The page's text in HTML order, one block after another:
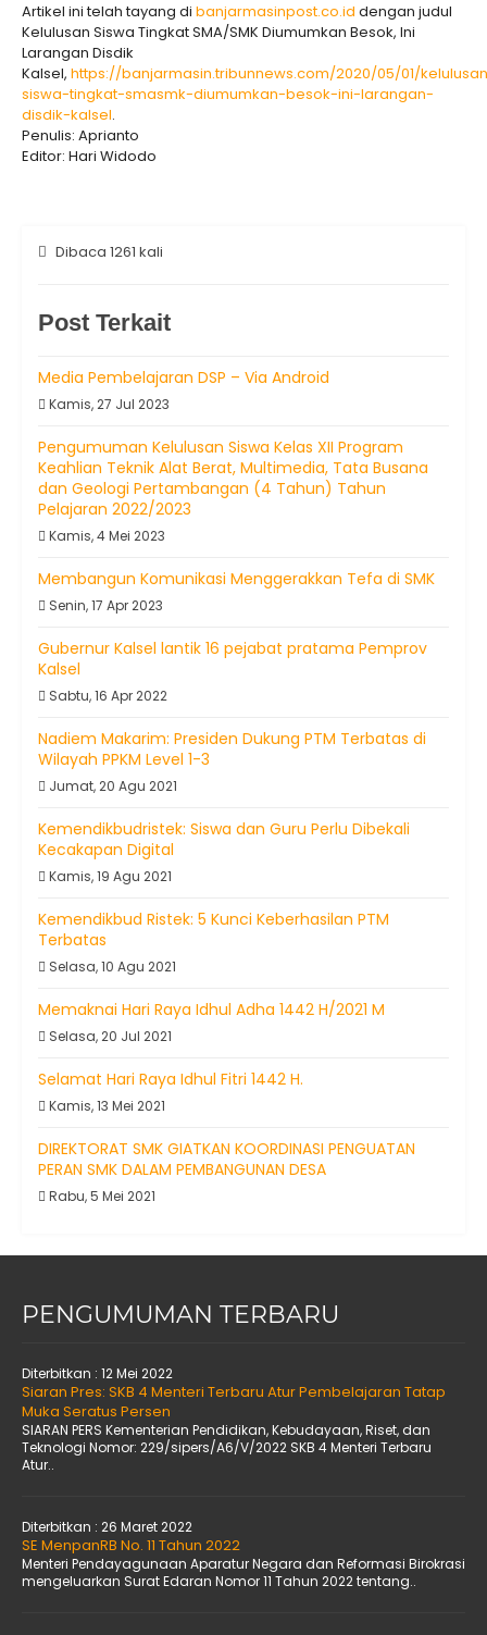
Artikel ini telah tayang di banjarmasinpost.co.id dengan judul
Kelulusan Siswa Tingkat SMA/SMK Diumumkan Besok, Ini
Larangan Disdik
Kalsel, https://banjarmasin.tribunnews.com/2020/05/01/
siswa-tingkat-smasmk-diumumkan-besok-ini-larangan-
disdik-kalsel.
Penulis: Aprianto
Editor: Hari Widodo
Dibaca 1261 kali
Post Terkait
Media Pembelajaran DSP – Via Android
Kamis, 27 Jul 2023
Pengumuman Kelulusan Siswa Kelas XII Program
Keahlian Teknik Alat Berat, Multimedia, Tata Busana
dan Geologi Pertambangan (4 Tahun) Tahun
Pelajaran 2022/2023
Kamis, 4 Mei 2023
Membangun Komunikasi Menggerakkan Tefa di SMK
Senin, 17 Apr 2023
Gubernur Kalsel lantik 16 pejabat pratama Pemprov
Kalsel
Sabtu, 16 Apr 2022
Nadiem Makarim: Presiden Dukung PTM Terbatas di
Wilayah PPKM Level 1-3
Jumat, 20 Agu 2021
Kemendikbudristek: Siswa dan Guru Perlu Dibekali
Kecakapan Digital
Kamis, 19 Agu 2021
Kemendikbud Ristek: 5 Kunci Keberhasilan PTM
Terbatas
Selasa, 10 Agu 2021
Memaknai Hari Raya Idhul Adha 1442 H/2021 M
Selasa, 20 Jul 2021
Selamat Hari Raya Idhul Fitri 1442 H.
Kamis, 13 Mei 2021
DIREKTORAT SMK GIATKAN KOORDINASI PENGUATAN
PERAN SMK DALAM PEMBANGUNAN DESA
Rabu, 5 Mei 2021
PENGUMUMAN TERBARU
Diterbitkan : 12 Mei 2022
Siaran Pres: SKB 4 Menteri Terbaru Atur Pembelajaran Tatap
Muka Seratus Persen
SIARAN PERS Kementerian Pendidikan, Kebudayaan, Riset, dan
Teknologi Nomor: 229/sipers/A6/V/2022 SKB 4 Menteri Terbaru
Atur..
Diterbitkan : 26 Maret 2022
SE MenpanRB No. 11 Tahun 2022
Menteri Pendayagunaan Aparatur Negara dan Reformasi Birokrasi
mengeluarkan Surat Edaran Nomor 11 Tahun 2022 tentang..